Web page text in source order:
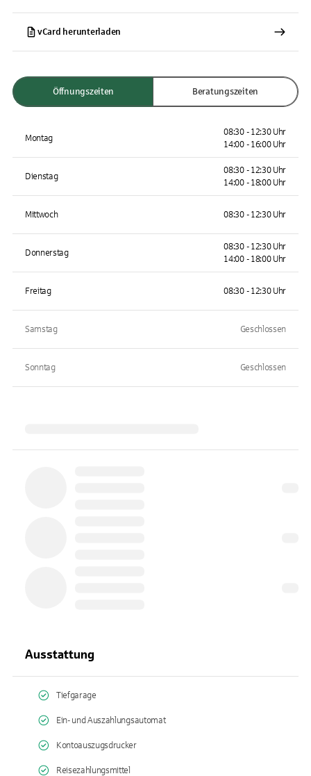
vCard herunterladen
Öffnungszeiten Beratungszeiten
Montag
08:30 - 12:30 Uhr
14:00 - 16:00 Uhr
Dienstag
08:30 - 12:30 Uhr
14:00 - 18:00 Uhr
Mittwoch 08:30 - 12:30 Uhr
Donnerstag
08:30 - 12:30 Uhr
14:00 - 18:00 Uhr
Freitag 08:30 - 12:30 Uhr
Samstag Geschlossen
Sonntag Geschlossen
Ausstattung
Tiefgarage
Ein- und Auszahlungsautomat
Kontoauszugsdrucker
Reisezahlungsmittel